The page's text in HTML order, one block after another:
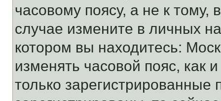
часовому поясу, а не к тому,
случае измените в личных
котором вы находитесь:
изменять часовой пояс, как
только